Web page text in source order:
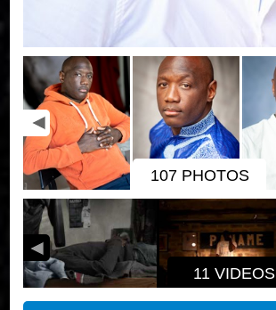
107 PHOTOS
11 VIDEOS